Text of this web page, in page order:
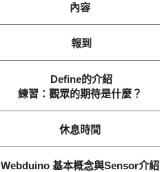
內容
報到
Define的介紹
練習：觀眾的期待是什麼？
休息時間
Webduino 基本概念與Sensor介紹